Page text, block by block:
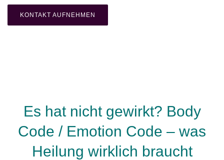
KONTAKT AUFNEHMEN
Es hat nicht gewirkt? Body
Code / Emotion Code – was
Heilung wirklich braucht